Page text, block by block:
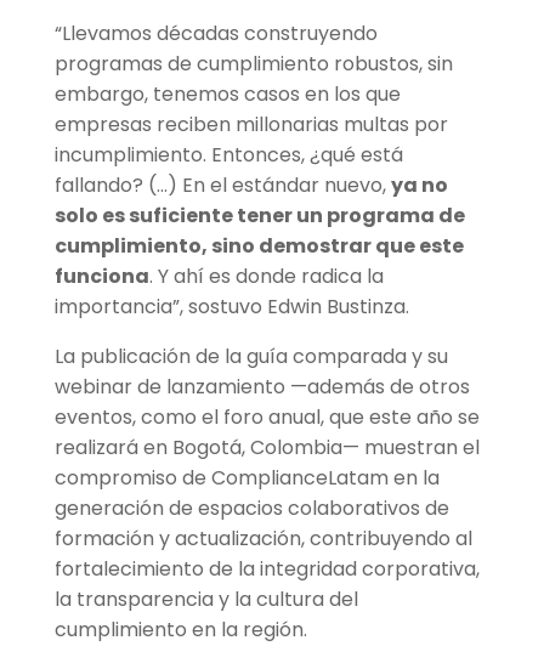
“Llevamos décadas construyendo
programas de cumplimiento robustos, sin
embargo, tenemos casos en los que
empresas reciben millonarias multas por
incumplimiento. Entonces, ¿qué está
fallando? (…) En el estándar nuevo,ya no
solo es suficiente tener un programa de
cumplimiento, sino demostrar que este
funciona. Y ahí es donde radica la
importancia”, sostuvo Edwin Bustinza.
La publicación de la guía comparada y su
webinar de lanzamiento —además de otros
eventos, como el foro anual, que este año se
realizará en Bogotá, Colombia— muestran el
compromiso de ComplianceLatam en la
generación de espacios colaborativos de
formación y actualización, contribuyendo al
fortalecimiento de la integridad corporativa,
la transparencia y la cultura del
cumplimiento en la región.